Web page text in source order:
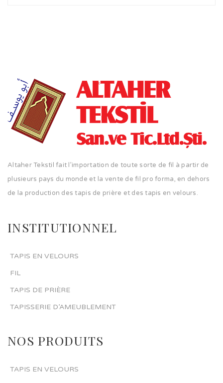
Altaher Tekstil fait l’importation de toute sorte de fil à partir de
plusieurs pays du monde et la vente de fil pro forma, en dehors
de la production des tapis de prière et des tapis en velours.
INSTITUTIONNEL
TAPIS EN VELOURS
FIL
TAPIS DE PRIÈRE
TAPISSERIE D’AMEUBLEMENT
NOS PRODUITS
TAPIS EN VELOURS